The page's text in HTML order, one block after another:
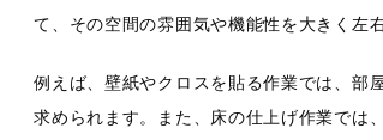
て、その空間の雰囲気や機能性を大きく左
例えば、壁紙やクロスを貼る作業では、部
求められます。また、床の仕上げ作業では